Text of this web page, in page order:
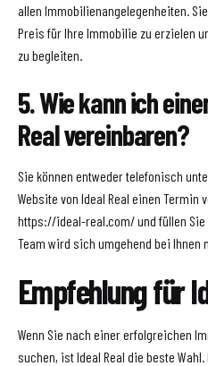
allen Immobilienangelegenheiten.
Preis für Ihre Immobilie zu erzielen
zu begleiten.
5. Wie kann ich
Real vereinbaren?
Sie können entweder telefonisch
Website von Ideal Real einen
https://ideal-real.com/ und füllen Sie
Team wird sich umgehend bei Ihnen
Empfehlung für
Wenn Sie nach einer erfolgreichen
suchen, ist Ideal Real die beste